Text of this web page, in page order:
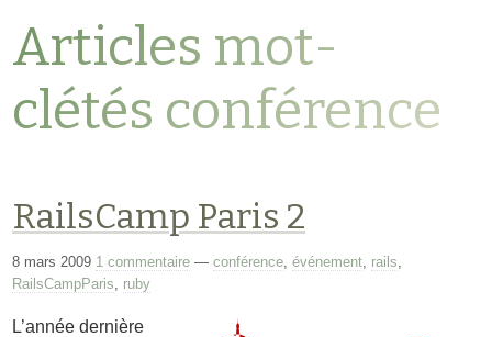
Articles mot-
clétés conférence
RailsCamp Paris 2
8 mars 2009 1 commentaire —conférence ,événement rails
RailsCampParis
ruby
L’année dernière